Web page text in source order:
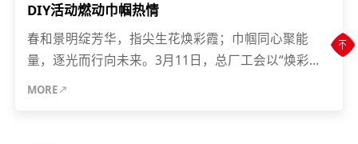
DIY活动燃动巾帼热情
春和景明绽芳华，指尖生花焕彩霞；巾帼同心聚能
量，逐光而行向未来。3月11日，总厂工会以“焕彩自
我”为主题，举办了一场氛围感拉满的女职工口红制作
MORE